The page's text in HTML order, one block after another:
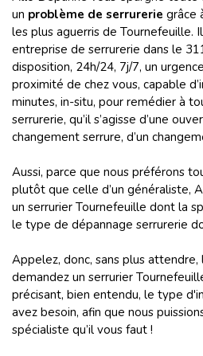
un problème de serrurerie grâce
les plus aguerris de Tournefeuille.
entreprise de serrurerie dans le
disposition, 24h/24, 7j/7, un
proximité de chez vous, capable
minutes, in-situ, pour remédier à
serrurerie, qu’il s’agisse d’une
changement serrure, d’un
Aussi, parce que nous préférons
plutôt que celle d’un généraliste,
un serrurier Tournefeuille dont la
le type de dépannage serrurerie
Appelez, donc, sans plus attendre,
demandez un serrurier
précisant, bien entendu, le type
avez besoin, afin que nous
spécialiste qu’il vous faut !